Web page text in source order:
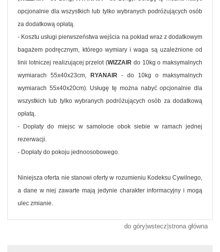
opcjonalnie dla wszystkich lub tylko wybranych podróżujących osób
za dodatkową opłatą.
- Kosztu usługi pierwszeństwa wejścia na pokład wraz z dodatkowym
bagażem podręcznym, którego wymiary i waga są uzależnione od
linii lotniczej realizującej przelot (WIZZAIR do 10kg o maksymalnych
wymiarach 55x40x23cm,
RYANAIR - do 10kg o maksymalnych
wymiarach 55x40x20cm). Usługę tę można nabyć opcjonalnie dla
wszystkich lub tylko wybranych podróżujących osób za dodatkową
opłatą.
- Dopłaty do miejsc w samolocie obok siebie w ramach jednej
rezerwacji.
- Dopłaty do pokoju jednoosobowego.
Niniejsza oferta nie stanowi oferty w rozumieniu Kodeksu Cywilnego,
a dane w niej zawarte mają jedynie charakter informacyjny i mogą
ulec zmianie.
do góry wstecz strona główna